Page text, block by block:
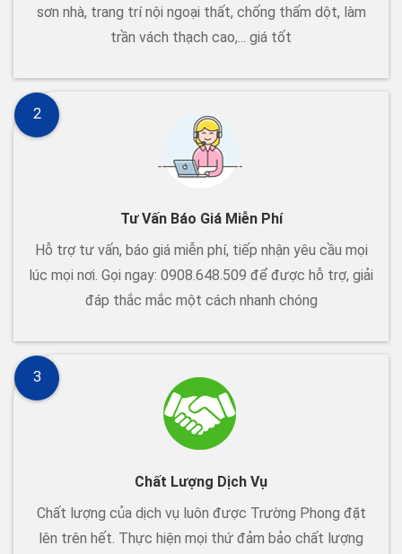
sơn nhà, trang trí nội ngoại thất, chống thấm dột, làm
trần vách thạch cao,... giá tốt
Tư Vấn Báo Giá Miễn Phí
Hỗ trợ tư vấn, báo giá miễn phí, tiếp nhận yêu cầu mọi
lúc mọi nơi. Gọi ngay: 0908.648.509 để được hỗ trợ, giải
đáp thắc mắc một cách nhanh chóng
2
Chất Lượng Dịch Vụ
Chất lượng của dịch vụ luôn được Trường Phong đặt
lên trên hết. Thực hiện mọi thứ đảm bảo chất lượng
3